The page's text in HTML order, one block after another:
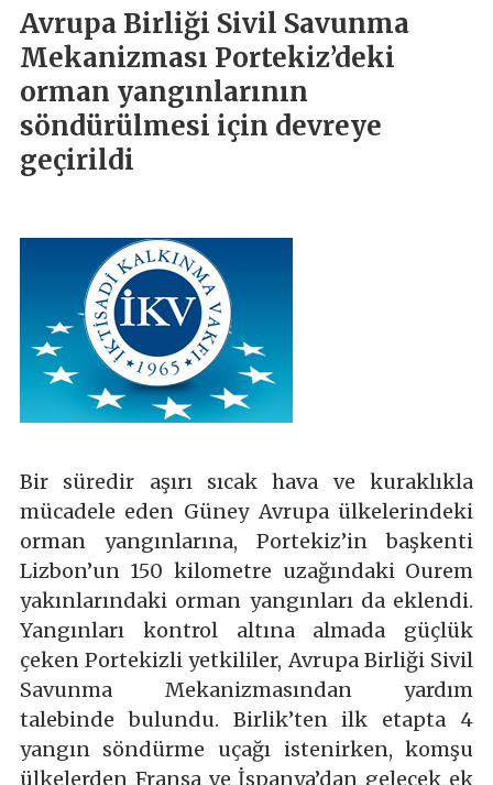
Avrupa Birliği Sivil Savunma
Mekanizması Portekiz’deki
orman yangınlarının
söndürülmesi için devreye
geçirildi
Bir süredir aşırı sıcak hava ve kuraklıkla
mücadele eden Güney Avrupa ülkelerindeki
orman yangınlarına, Portekiz’in başkenti
Lizbon’un 150 kilometre uzağındaki Ourem
yakınlarındaki orman yangınları da eklendi.
Yangınları kontrol altına almada güçlük
çeken Portekizli yetkililer, Avrupa Birliği Sivil
Savunma Mekanizmasından yardım
talebinde bulundu. Birlik’ten ilk etapta 4
yangın söndürme uçağı istenirken, komşu
ülkelerden Fransa ve İspanya’dan gelecek ek